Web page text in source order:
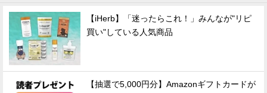
【iHerb】「迷ったらこれ！」みんなが"リピ
買い"している人気商品
【抽選で5,000円分】Amazonギフトカードが